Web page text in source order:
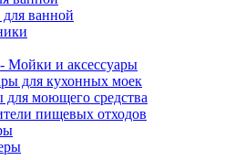
ванной
Мойки и аксессуары
для кухонных моек
для моющего средства
пищевых отходов